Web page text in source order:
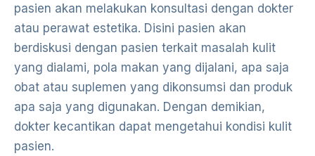
pasien akan melakukan konsultasi dengan dokter
atau perawat estetika. Disini pasien akan
berdiskusi dengan pasien terkait masalah kulit
yang dialami, pola makan yang dijalani, apa saja
obat atau suplemen yang dikonsumsi dan produk
apa saja yang digunakan. Dengan demikian,
dokter kecantikan dapat mengetahui kondisi kulit
pasien.